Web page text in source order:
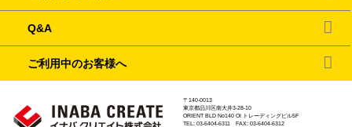
Q&A
ご利用中のお客様へ
〒140-0013
東京都品川区南大井3-28-10
ORIENT BLD No140 OI トレーディングビル5F
TEL: 03-6404-6311 FAX: 03-6404-6312